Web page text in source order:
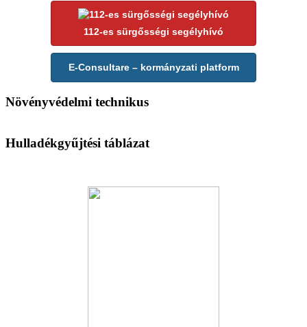
112-es sürgősségi segélyhívó
E-Consultare – kormányzati platform
Növényvédelmi technikus
Hulladékgyűjtési táblázat